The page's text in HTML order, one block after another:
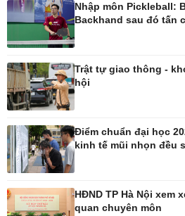
Kinh tế
Bất động sản
Khởi nghiệp
Vụ án
Tin nóng
Nhập môn Pickleball:
Backhand sau đó tấn
Trật tự giao thông -
hội
Điểm chuẩn đại học
kinh tế mũi nhọn đều
HĐND TP Hà Nội xem
quan chuyên môn